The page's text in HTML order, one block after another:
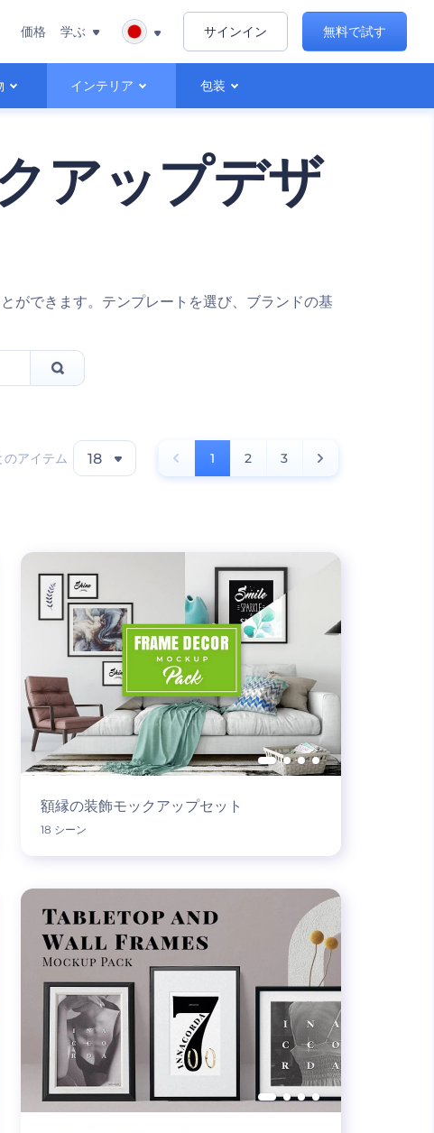
インテリア 包装
価格 学ぶ サインイン 無料で試す
アップデザ
ができます。テンプレートを選び、ブランドの基
アイテム 18 1 2 3
額縁の装飾モックアップセット
18 シーン